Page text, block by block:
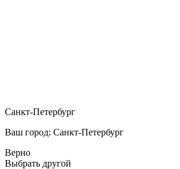
Санкт-Петербург
Ваш город: Санкт-Петербург
Верно
Выбрать другой